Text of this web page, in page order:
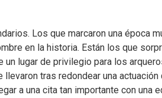
Los que marcaron una época
en la historia. Están los que
un lugar de privilegio para los
llevaron tras redondear una
a una cita tan importante con una